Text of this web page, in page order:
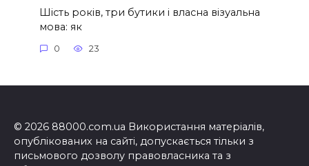
Шість років, три бутики і власна візуальна
мова: як
0 23
© 2026 88000.com.ua Використання матеріалів,
опублікованих на сайті, допускається тільки з
письмового дозволу правовласника та з